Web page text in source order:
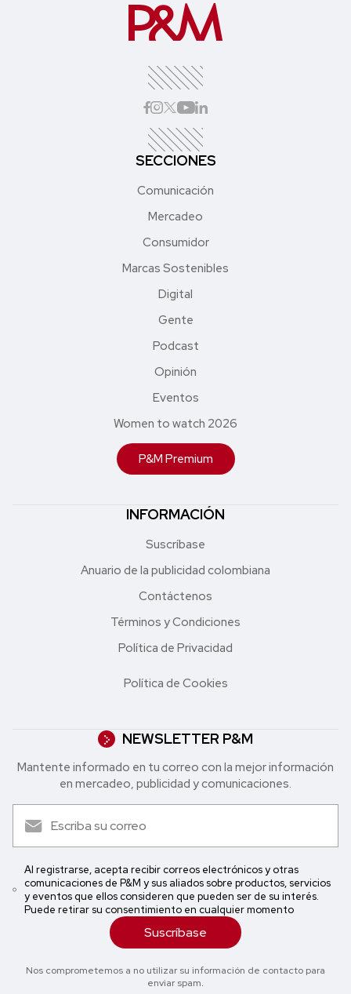
SECCIONES
Comunicación
Mercadeo
Consumidor
Marcas Sostenibles
Digital
Gente
Podcast
Opinión
Eventos
Women to watch 2026
P&M Premium
INFORMACIÓN
Suscríbase
Anuario de la publicidad colombiana
Contáctenos
Términos y Condiciones
Política de Privacidad
Política de Cookies
NEWSLETTER P&M
Mantente informado en tu correo con la mejor in formación
en mercadeo, publicidad y comunicaciones.
Al registrarse, acepta recibir correos electrónicos y otras
comunicaciones de P&M y sus aliados sobre productos, servicios
y eventos que ellos consideren que pueden ser de su interés.
Puede retirar su consentimiento en cualquier momento
Suscríbase
Nos comprometemos a no utilizar su información de contacto para
enviar spam.